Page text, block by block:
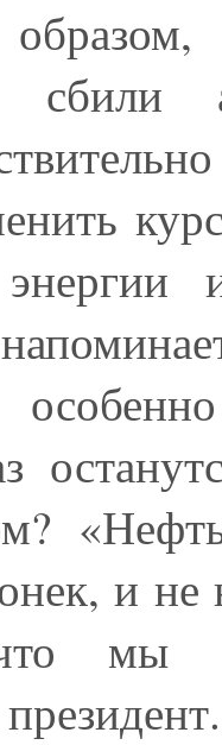
сбили
и не
мы